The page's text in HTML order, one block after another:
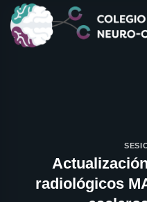
Saltar
contenido
radiológicos